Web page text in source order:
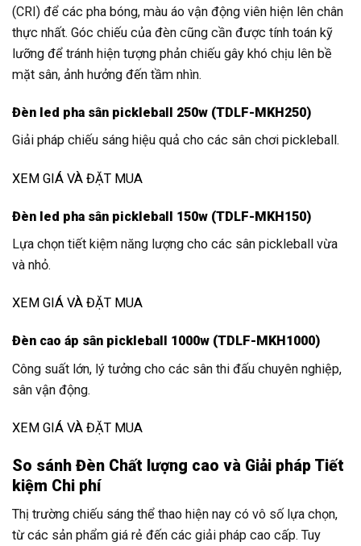
(CRI) để các pha bóng, màu áo vận động viên hiện lên chân
thực nhất. Góc chiếu của đèn cũng cần được tính toán kỹ
lưỡng để tránh hiện tượng phản chiếu gây khó chịu lên bề
mặt sân, ảnh hưởng đến tầm nhìn.
Đèn led pha sân pickleball 250w (TDLF-MKH250)
Giải pháp chiếu sáng hiệu quả cho các sân chơi pickleball.
XEM GIÁ VÀ ĐẶT MUA
Đèn led pha sân pickleball 150w (TDLF-MKH150)
Lựa chọn tiết kiệm năng lượng cho các sân pickleball vừa
và nhỏ.
XEM GIÁ VÀ ĐẶT MUA
Đèn cao áp sân pickleball 1000w (TDLF-MKH1000)
Công suất lớn, lý tưởng cho các sân thi đấu chuyên nghiệp,
sân vận động.
XEM GIÁ VÀ ĐẶT MUA
So sánh Đèn Chất lượng cao và Giải pháp Tiết
kiệm Chi phí
Thị trường chiếu sáng thể thao hiện nay có vô số lựa chọn,
từ các sản phẩm giá rẻ đến các giải pháp cao cấp. Tuy